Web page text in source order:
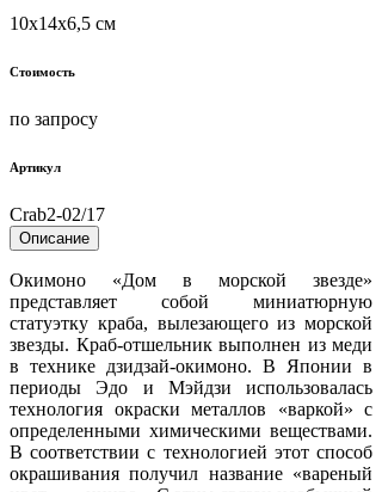
10х14х6,5 см
Стоимость
по запросу
Артикул
Crab2-02/17
Описание
Окимоно «Дом в морской звезде»
представляет собой миниатюрную
статуэтку краба, вылезающего из морской
звезды. Краб-отшельник выполнен из меди
в технике дзидзай-окимоно. В Японии в
периоды Эдо и Мэйдзи использовалась
технология окраски металлов «варкой» с
определенными химическими веществами.
В соответствии с технологией этот способ
окрашивания получил название «вареный